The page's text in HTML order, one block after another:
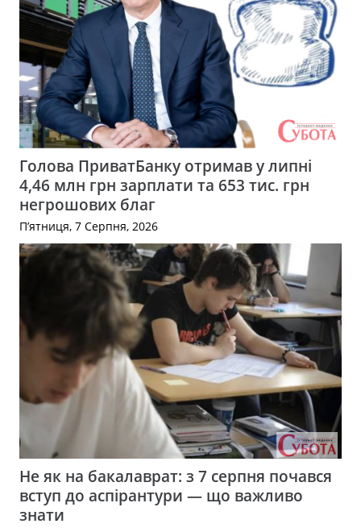
Голова ПриватБанку отримав у липні
4,46 млн грн зарплати та 653 тис. грн
негрошових благ
П’ятниця, 7 Серпня, 2026
Не як на бакалаврат: з 7 серпня почався
вступ до аспірантури — що важливо
знати